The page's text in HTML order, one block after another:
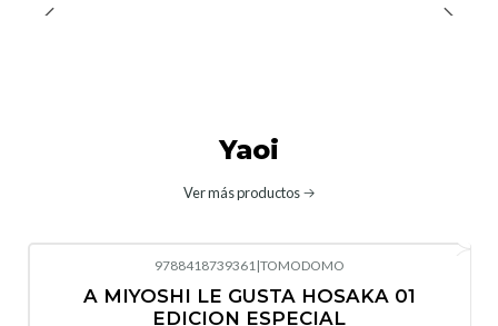
Yaoi
Ver más productos
9788418739361|TOMODOMO
A MIYOSHI LE GUSTA HOSAKA 01
EDICION ESPECIAL